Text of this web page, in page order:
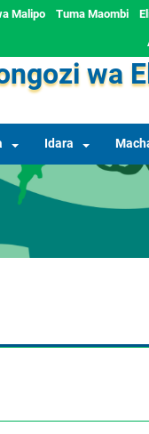
Tuma Maombi
Malipo
wa
Idara